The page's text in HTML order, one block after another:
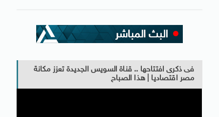
فى ذكرى افتتاحها .. قناة السويس الجديدة تعزز مكانة
مصر اقتصاديا | هذا الصباح